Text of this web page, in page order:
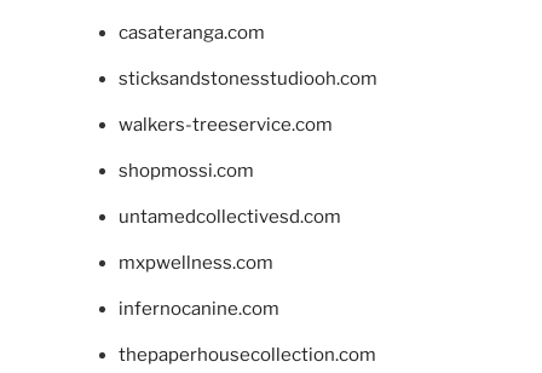
casateranga.com
sticksandstonesstudiooh.com
walkers-treeservice.com
shopmossi.com
untamedcollectivesd.com
mxpwellness.com
infernocanine.com
thepaperhousecollection.com